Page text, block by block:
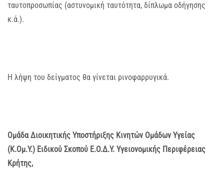
ταυτοπροσωπίας (αστυνομική ταυτότητα, δίπλωμα οδήγησης
κ.ά.).
Η λήψη του δείγματος θα γίνεται ρινοφαρρυγικά.
Ομάδα Διοικητικής Υποστήριξης Κινητών Ομάδων Υγείας
(Κ.Ομ.Υ.) Ειδικού Σκοπού Ε.Ο.Δ.Υ. Υγειονομικής Περιφέρειας
Κρήτης,